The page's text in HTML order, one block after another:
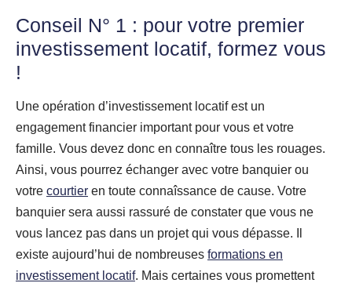
Conseil N° 1 : pour votre premier
investissement locatif, formez vous
!
Une opération d’investissement locatif est un
engagement financier important pour vous et votre
famille. Vous devez donc en connaître tous les rouages.
Ainsi, vous pourrez échanger avec votre banquier ou
votre courtier en toute connaîssance de cause. Votre
banquier sera aussi rassuré de constater que vous ne
vous lancez pas dans un projet qui vous dépasse. Il
existe aujourd’hui de nombreuses formations en
investissement locatif. Mais certaines vous promettent